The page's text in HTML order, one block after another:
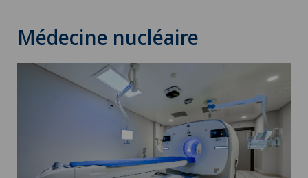
Médecine nucléaire